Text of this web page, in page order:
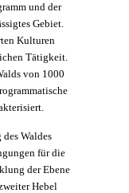
und der
Gebiet.
Kulturen
Tätigkeit.
von 1000
Waldes
für die
der Ebene
Hebel